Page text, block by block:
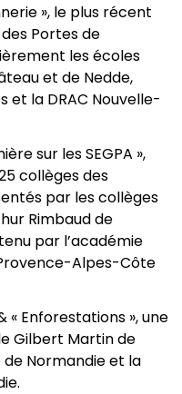
», le plus récent
Portes de
les écoles
et de Nedde,
et la DRAC Nouvelle-
sur les SEGPA »,
collèges des
par les collèges
Rimbaud de
par l’académie
Alpes-Côte
« Enforestations », une
Gilbert Martin de
de Normandie et la